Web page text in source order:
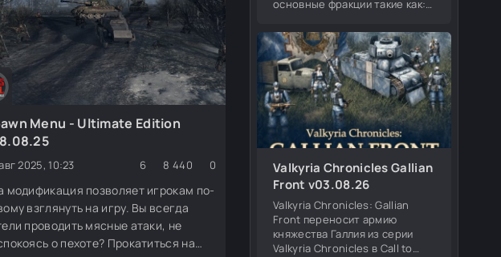
Menu - Ultimate Edition
2025, 10:23 6 8 440 0
модификация позволяет игрокам по-
взглянуть на игру. Вы всегда
проводить мясные атаки, не
о пехоте? Прокатиться на
основные фракции такие как:
Британия и Финляндия. Меню
появления в игре совместимо
со всеми
Valkyria Chronicles Gallian
Front v03.08.26
Valkyria Chronicles: Gallian
Front переносит армию
княжества Галлия из серии
Valkyria Chronicles в Call to